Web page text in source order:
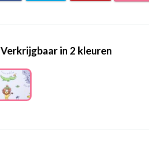
Verkrijgbaar in 2 kleuren